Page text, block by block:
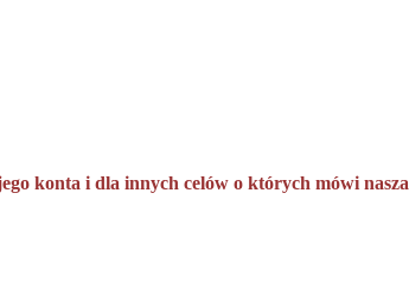
konta i dla innych celów o których mówi nasza